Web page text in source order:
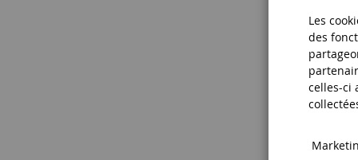
Les
des
celles-ci